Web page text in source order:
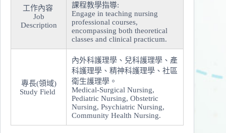
工作內容
Job
Description
課程教學指導:
Engage in teaching nursing
professional courses,
encompassing both theoretical
classes and clinical practicum.
專長(領域)
Study Field
內外科護理學、兒科護理學、產
科護理學、精神科護理學、社區
衛生護理學。
Medical-Surgical Nursing,
Pediatric Nursing, Obstetric
Nursing, Psychiatric Nursing,
Community Health Nursing.